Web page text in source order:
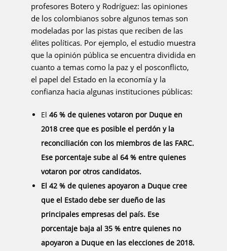
profesores Botero y Rodríguez: las opiniones
de los colombianos sobre algunos temas son
modeladas por las pistas que reciben de las
élites políticas. Por ejemplo, el estudio muestra
que la opinión pública se encuentra dividida en
cuanto a temas como la paz y el posconflicto,
el papel del Estado en la economía y la
confianza hacia algunas instituciones públicas:
El 46 % de quienes votaron por Duque en
2018 cree que es posible el perdón y la
reconciliación con los miembros de las FARC.
Ese porcentaje sube al 64 % entre quienes
votaron por otros candidatos.
El 42 % de quienes apoyaron a Duque cree
que el Estado debe ser dueño de las
principales empresas del país. Ese
porcentaje baja al 35 % entre quienes no
apoyaron a Duque en las elecciones de 2018.